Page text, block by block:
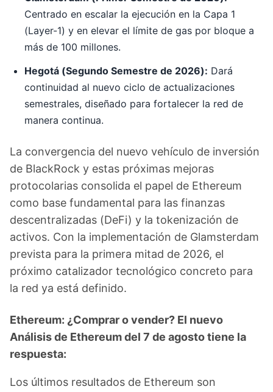
Centrado en escalar la ejecución en la Capa 1
(Layer-1) y en elevar el límite de gas por bloque a
más de 100 millones.
Hegotá (Segundo Semestre de 2026): Dará
continuidad al nuevo ciclo de actualizaciones
semestrales, diseñado para fortalecer la red de
manera continua.
La convergencia del nuevo vehículo de inversión
de BlackRock y estas próximas mejoras
protocolarias consolida el papel de Ethereum
como base fundamental para las finanzas
descentralizadas (DeFi) y la tokenización de
activos. Con la implementación de Glamsterdam
prevista para la primera mitad de 2026, el
próximo catalizador tecnológico concreto para
la red ya está definido.
Ethereum: ¿Comprar o vender? El nuevo
Análisis de Ethereum del 7 de agosto tiene la
respuesta:
Los últimos resultados de Ethereum son